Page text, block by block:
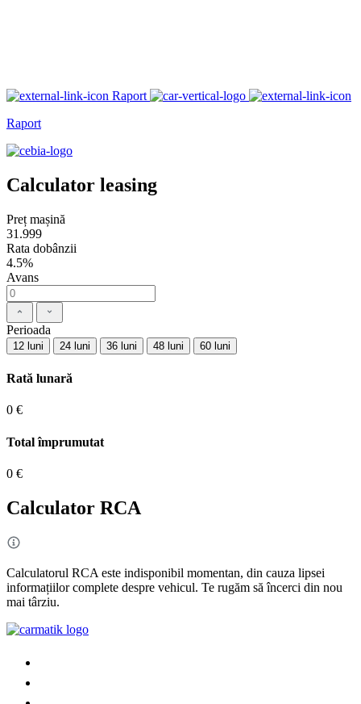
Raport
Raport
Calculator leasing
Preț mașină
31.999
Rata dobânzii
4.5%
Avans
Perioada
12 luni 24 luni 36 luni 48 luni 60 luni
Rată lunară
0 €
Total împrumutat
0 €
Calculator RCA
Calculatorul RCA este indisponibil momentan, din cauza lipsei
informațiilor complete despre vehicul. Te rugăm să încerci din nou
mai târziu.